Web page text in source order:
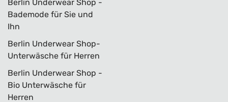
Berlin Underwear Shop -
Bademode für Sie und
Ihn
Berlin Underwear Shop-
Unterwäsche für Herren
Berlin Underwear Shop -
Bio Unterwäsche für
Herren